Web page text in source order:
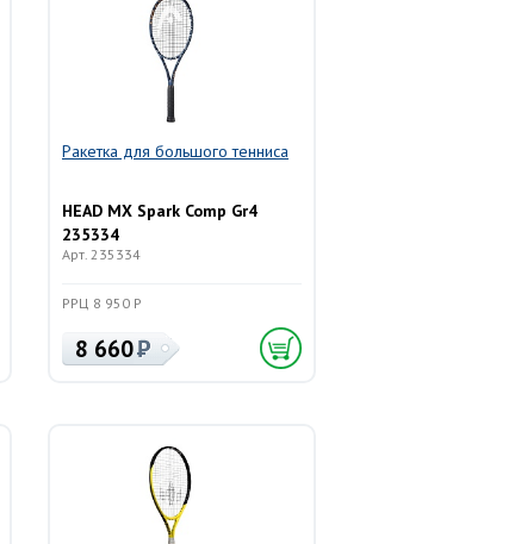
Ракетка для большого тенниса
HEAD MX Spark Comp Gr4
235334
Арт. 235334
РРЦ 8 950 Р
8 660